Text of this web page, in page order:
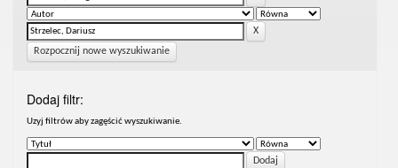
Rozpocznij nowe wyszukiwanie
Dodaj filtr:
Uzyj filtrów aby zagęścić wyszukiwanie.